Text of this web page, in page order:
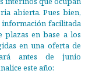
abierta. Pues bien,
información facilitada
plazas en base a los
en una oferta de
antes de junio
este año: